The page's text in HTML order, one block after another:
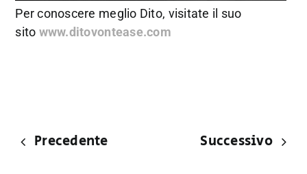
Per conoscere meglio Dito, visitate il suo
sito www.ditovontease.com
Precedente Successivo